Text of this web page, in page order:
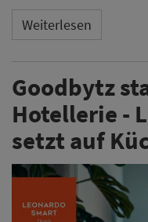
Weiterlesen
Goodbytz
Hotellerie -
setzt auf